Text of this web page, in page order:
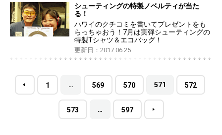
シューティングの特製ノベルティが当た
る！
ハワイのクチコミを書いてプレゼントをも
らっちゃおう！7月は実弾シューティングの
特製Tシャツ＆エコバッグ！
更新日：2017.06.25
1 … 569 570 571 572
573 … 597